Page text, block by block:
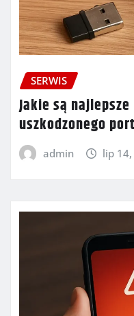
SERWIS
Jakie są
uszkodzonego
admin lip